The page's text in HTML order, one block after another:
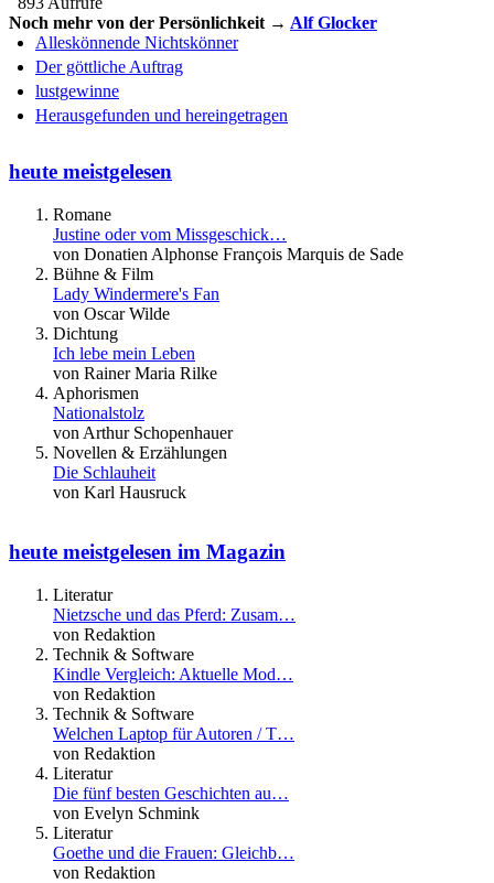
Noch mehr von der Persönlichkeit → Alf Glocker
Alleskönnende Nichtskönner
Der göttliche Auftrag
lustgewinne
Herausgefunden und hereingetragen
heute meistgelesen
Romane
Justine oder vom Missgeschick…
von Donatien Alphonse François Marquis de Sade
Bühne & Film
Lady Windermere's Fan
von Oscar Wilde
Dichtung
Ich lebe mein Leben
von Rainer Maria Rilke
Aphorismen
Nationalstolz
von Arthur Schopenhauer
Novellen & Erzählungen
Die Schlauheit
von Karl Hausruck
heute meistgelesen im Magazin
Literatur
Nietzsche und das Pferd: Zusam…
von Redaktion
Technik & Software
Kindle Vergleich: Aktuelle Mod…
von Redaktion
Technik & Software
Welchen Laptop für Autoren / T…
von Redaktion
Literatur
Die fünf besten Geschichten au…
von Evelyn Schmink
Literatur
Goethe und die Frauen: Gleichb…
von Redaktion